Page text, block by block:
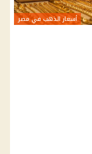
أسعار الذهب في مصر